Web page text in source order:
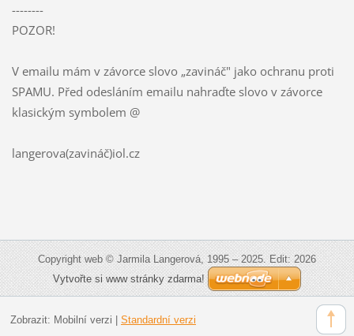
--------
POZOR!
V emailu mám v závorce slovo „zavináč" jako ochranu proti
SPAMU. Před odesláním emailu nahraďte slovo v závorce
klasickým symbolem @
langerova(zavináč)iol.cz
Copyright web © Jarmila Langerová, 1995 – 2025. Edit: 2026
Vytvořte si www stránky zdarma!
Zobrazit: Mobilní verzi Standardní verzi